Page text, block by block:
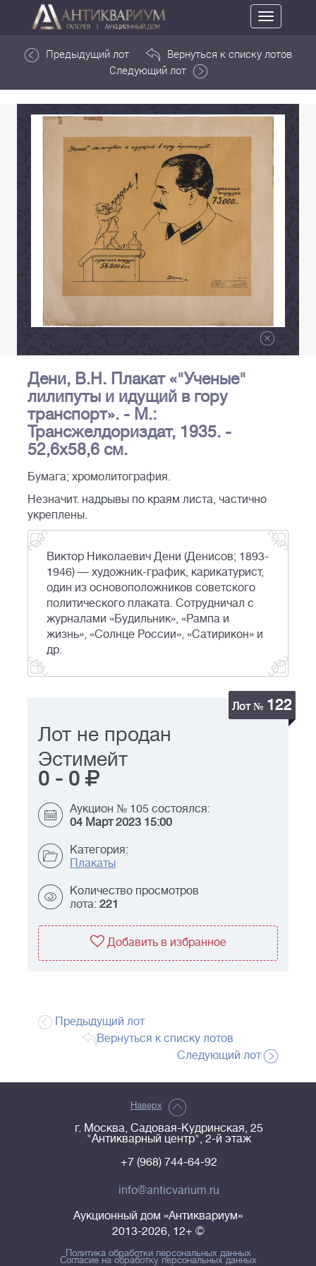
Toggle
navigation
Предыдущий лот
Вернуться к списку лотов
Следующий лот
Дени, В.Н. Плакат «"Ученые"
лилипуты и идущий в гору
транспорт». - М.:
Трансжелдориздат, 1935. -
52,6х58,6 см.
Бумага; хромолитография.
Незначит. надрывы по краям листа, частично
укреплены.
Виктор Николаевич Дени (Денисов; 1893-
1946) — художник-график, карикатурист,
один из основоположников советского
политического плаката. Сотрудничал с
журналами «Будильник», «Рампа и
жизнь», «Солнце России», «Сатирикон» и
др.
Лот № 122
Лот не продан
Эстимейт
0 - 0
Аукцион № 105 состоялся:
04 Март 2023 15:00
Категория:
Плакаты
Количество просмотров
лота: 221
Добавить в избранное
Предыдущий лот
Вернуться к списку лотов
Следующий лот
Наверх
г. Москва, Садовая-Кудринская, 25
"Антикварный центр", 2-й этаж
+7 (968) 744-64-92
info@anticvarium.ru
Аукционный дом «Антиквариум»
2013-2026, 12+ ©
Политика обработки персональных данных
Согласие на обработку персональных данных